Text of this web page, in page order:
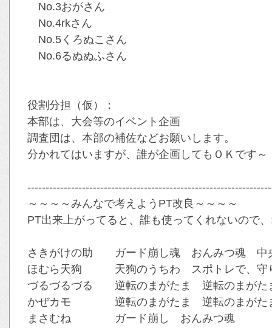
No.3おがさん
No.4rkさん
No.5くろぬこさん
No.6るぬぬふさん
役割分担（仮）：
本部は、大会等のイベント企画
調査団は、本部の補佐などお願いします。
分かれてはいますが、誰が企画してもＯＫです～
～～～～みんなで考えようPT改良～～～～
PT出来上がってると、誰も使ってくれないので
さきがけの助 ガード崩し魂 おんみつ魂 中
ほむら天狗 天狗のうちわ スポトレで、守
づるづるづる 逆転のまがたま 逆転のまがた
かぜカモ 逆転のまがたま 逆転のまがた
まさむね ガード崩し おんみつ魂